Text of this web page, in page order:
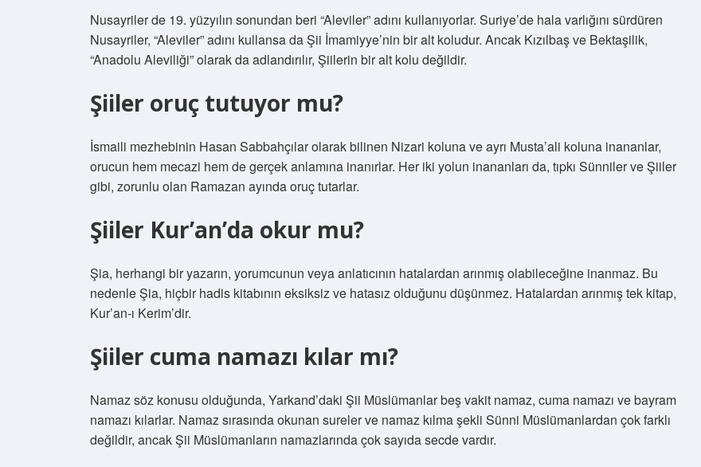
Nusayriler de 19. yüzyılın sonundan beri “Aleviler” adını kullanıyorlar. Suriye’de hala varlığını sürdüren
Nusayriler, “Aleviler” adını kullansa da Şii İmamiyye’nin bir alt koludur. Ancak Kızılbaş ve Bektaşilik,
“Anadolu Aleviliği” olarak da adlandırılır, Şiilerin bir alt kolu değildir.
Şiiler oruç tutuyor mu?
İsmaili mezhebinin Hasan Sabbahçılar olarak bilinen Nizari koluna ve ayrı Musta’ali koluna inananlar,
orucun hem mecazi hem de gerçek anlamına inanırlar. Her iki yolun inananları da, tıpkı Sünniler ve Şiiler
gibi, zorunlu olan Ramazan ayında oruç tutarlar.
Şiiler Kur’an’da okur mu?
Şia, herhangi bir yazarın, yorumcunun veya anlatıcının hatalardan arınmış olabileceğine inanmaz. Bu
nedenle Şia, hiçbir hadis kitabının eksiksiz ve hatasız olduğunu düşünmez. Hatalardan arınmış tek kitap,
Kur’an-ı Kerim’dir.
Şiiler cuma namazı kılar mı?
Namaz söz konusu olduğunda, Yarkand’daki Şii Müslümanlar beş vakit namaz, cuma namazı ve bayram
namazı kılarlar. Namaz sırasında okunan sureler ve namaz kılma şekli Sünni Müslümanlardan çok farklı
değildir, ancak Şii Müslümanların namazlarında çok sayıda secde vardır.